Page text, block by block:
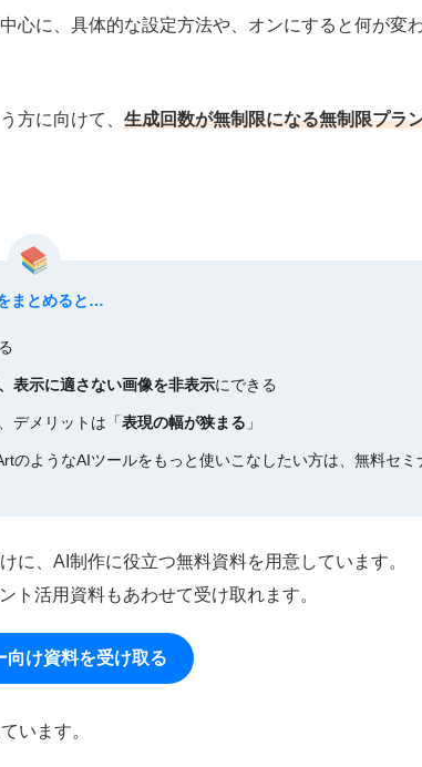
心に、具体的な設定方法や、オンにすると何が変
方に向けて、 生成回数が無制限になる無制限プラ
まとめると…
表示に適さない画像を非表示にできる
デメリットは「表現の幅が狭まる 」
のようなAIツールをもっと使いこなしたい方は、無料セミ
に、AI制作に役立つ無料資料を用意しています。
ト活用資料もあわせて受け取れます。
向け資料を受け取る
います。